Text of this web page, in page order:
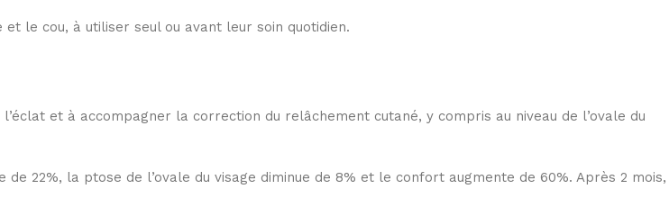
le cou, à utiliser seul ou avant leur soin quotidien.
et à accompagner la correction du relâchement cutané, y compris au niveau de l’ovale du
22%, la ptose de l’ovale du visage diminue de 8% et le confort augmente de 60%. Après 2 mois,